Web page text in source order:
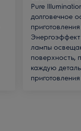
Pure
долговечное
лампы
поверхность,
каждую